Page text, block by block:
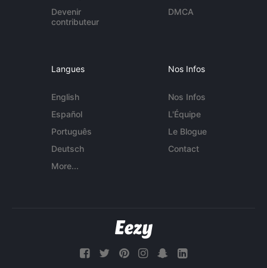
Devenir
contributeur
DMCA
Langues
English
Español
Português
Deutsch
More...
Nos Infos
Nos Infos
L'Équipe
Le Blogue
Contact